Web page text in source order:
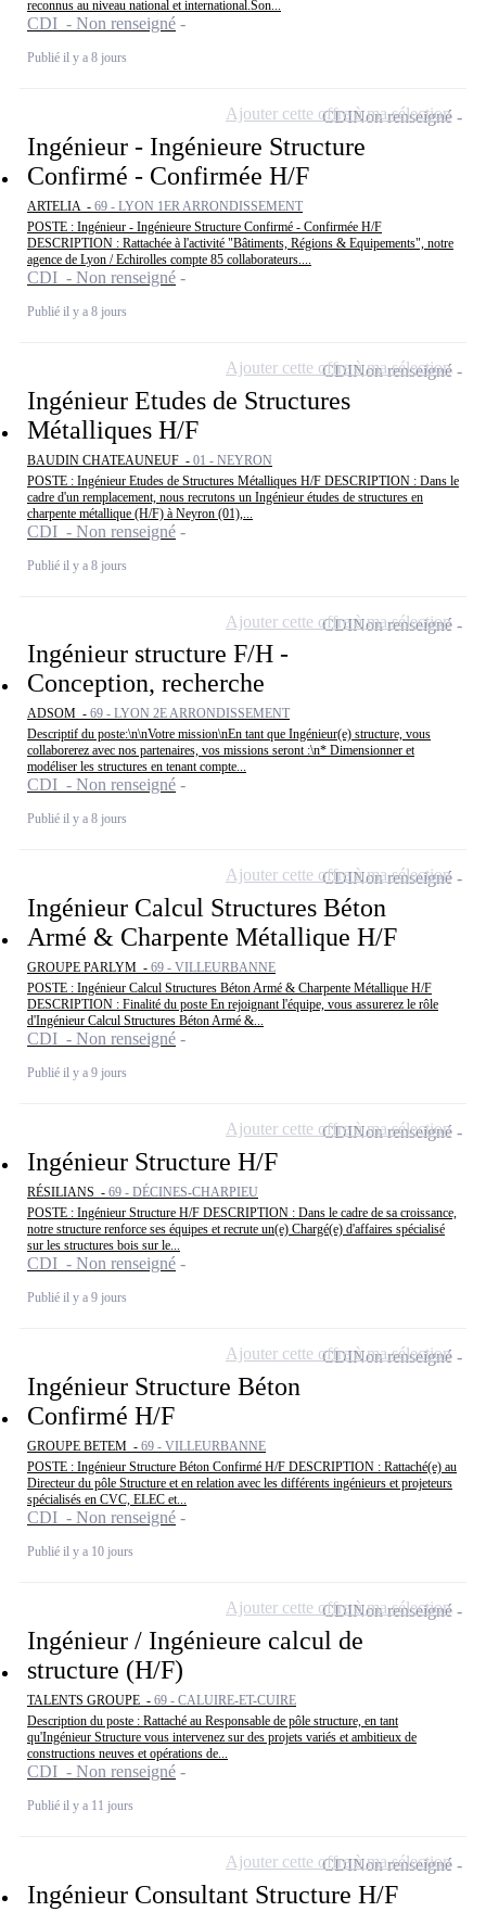
reconnus au niveau national et international.Son...
CDI - Non renseigné
Publié il y a 8 jours
Ingénieur - Ingénieure Structure
Confirmé - Confirmée H/F
ARTELIA - 69 - LYON 1ER ARRONDISSEMENT
POSTE : Ingénieur - Ingénieure Structure Confirmé - Confirmée H/F
DESCRIPTION : Rattachée à l'activité "Bâtiments, Régions & Equipements", notre
agence de Lyon / Echirolles compte 85 collaborateurs....
CDI - Non renseigné
Publié il y a 8 jours
CDINon renseigné
Ajouter cette offre à ma sélection
Ingénieur Etudes de Structures
Métalliques H/F
BAUDIN CHATEAUNEUF - 01 - NEYRON
POSTE : Ingénieur Etudes de Structures Métalliques H/F DESCRIPTION : Dans le
cadre d'un remplacement, nous recrutons un Ingénieur études de structures en
charpente métallique (H/F) à Neyron (01),...
CDI - Non renseigné
Publié il y a 8 jours
CDINon renseigné
Ajouter cette offre à ma sélection
Ingénieur structure F/H -
Conception, recherche
ADSOM - 69 - LYON 2E ARRONDISSEMENT
Descriptif du poste:\n\nVotre mission\nEn tant que Ingénieur(e) structure, vous
collaborerez avec nos partenaires, vos missions seront :\n* Dimensionner et
modéliser les structures en tenant compte...
CDI - Non renseigné
Publié il y a 8 jours
CDINon renseigné
Ajouter cette offre à ma sélection
Ingénieur Calcul Structures Béton
Armé & Charpente Métallique H/F
GROUPE PARLYM - 69 - VILLEURBANNE
POSTE : Ingénieur Calcul Structures Béton Armé & Charpente Métallique H/F
DESCRIPTION : Finalité du poste En rejoignant l'équipe, vous assurerez le rôle
d'Ingénieur Calcul Structures Béton Armé &...
CDI - Non renseigné
Publié il y a 9 jours
CDINon renseigné
Ajouter cette offre à ma sélection
Ingénieur Structure H/F
RÉSILIANS - 69 - DÉCINES-CHARPIEU
POSTE : Ingénieur Structure H/F DESCRIPTION : Dans le cadre de sa croissance,
notre structure renforce ses équipes et recrute un(e) Chargé(e) d'affaires spécialisé
sur les structures bois sur le...
CDI - Non renseigné
Publié il y a 9 jours
CDINon renseigné
Ajouter cette offre à ma sélection
Ingénieur Structure Béton
Confirmé H/F
GROUPE BETEM - 69 - VILLEURBANNE
POSTE : Ingénieur Structure Béton Confirmé H/F DESCRIPTION : Rattaché(e) au
Directeur du pôle Structure et en relation avec les différents ingénieurs et projeteurs
spécialisés en CVC, ELEC et...
CDI - Non renseigné
Publié il y a 10 jours
CDINon renseigné
Ajouter cette offre à ma sélection
Ingénieur / Ingénieure calcul de
structure (H/F)
TALENTS GROUPE - 69 - CALUIRE-ET-CUIRE
Description du poste : Rattaché au Responsable de pôle structure, en tant
qu'Ingénieur Structure vous intervenez sur des projets variés et ambitieux de
constructions neuves et opérations de...
CDI - Non renseigné
Publié il y a 11 jours
CDINon renseigné
Ajouter cette offre à ma sélection
Ingénieur Consultant Structure H/F
CDINon renseigné
Ajouter cette offre à ma sélection